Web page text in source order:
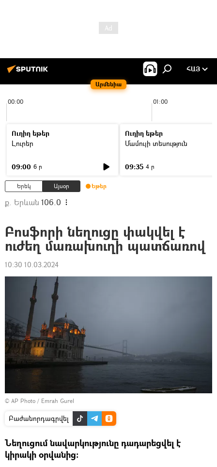
Արմենիա
ՀԱՅ
00:00 01:00
Ուղիղ եթեր
Լուրեր
09:00 6 ր
Ուղիղ եթեր
Մամուլի տեսություն
09:35 4 ր
Երեկ Այսօր Եթեր
ք. Երևան 106.0
Բոսֆորի նեղուցը փակվել է
ուժեղ մառախուղի պատճառով
10:30 10.03.2024
© AP Photo / Emrah Gurel
Բաժանորդագրվել
Նեղուցում նավարկությունը դադարեցվել է
կիրակի օրվանից։